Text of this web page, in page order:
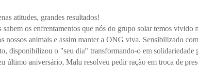
atitudes, grandes resultados!
sabem os enfrentamentos que nós do grupo solar temos vivido
nossos animais e assim manter a ONG viva. Sensibilizado
disponibilizou o "seu dia" transformando-o em solidariedade
último aniversário, Malu resolveu pedir ração em troca de